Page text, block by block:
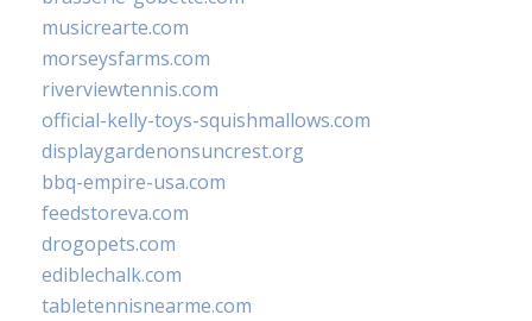
musicrearte.com
morseysfarms.com
riverviewtennis.com
official-kelly-toys-squishmallows.com
displaygardenonsuncrest.org
bbq-empire-usa.com
feedstoreva.com
drogopets.com
ediblechalk.com
tabletennisnearme.com